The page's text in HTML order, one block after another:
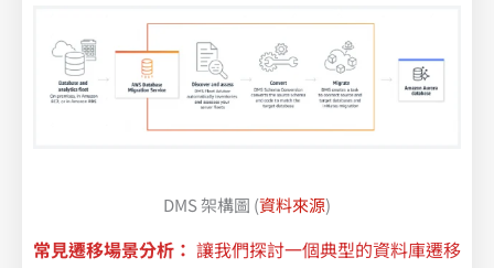
DMS 架構圖 (資料來源)
常見遷移場景分析： 讓我們探討一個典型的資料庫遷移